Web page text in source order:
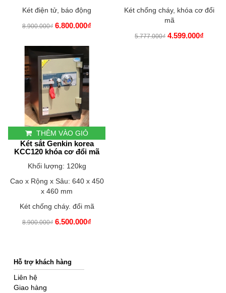
Két điện tử, báo động
8.900.000₫ 6.800.000₫
Két chống cháy, khóa cơ đổi
mã
5.777.000₫ 4.599.000₫
THÊM VÀO GIỎ
Két sắt Genkin korea
KCC120 khóa cơ đổi mã
Khối lượng: 120kg
Cao x Rộng x Sâu: 640 x 450
x 460 mm
Két chống cháy. đổi mã
8.900.000₫ 6.500.000₫
Hỗ trợ khách hàng
Liên hệ
Giao hàng